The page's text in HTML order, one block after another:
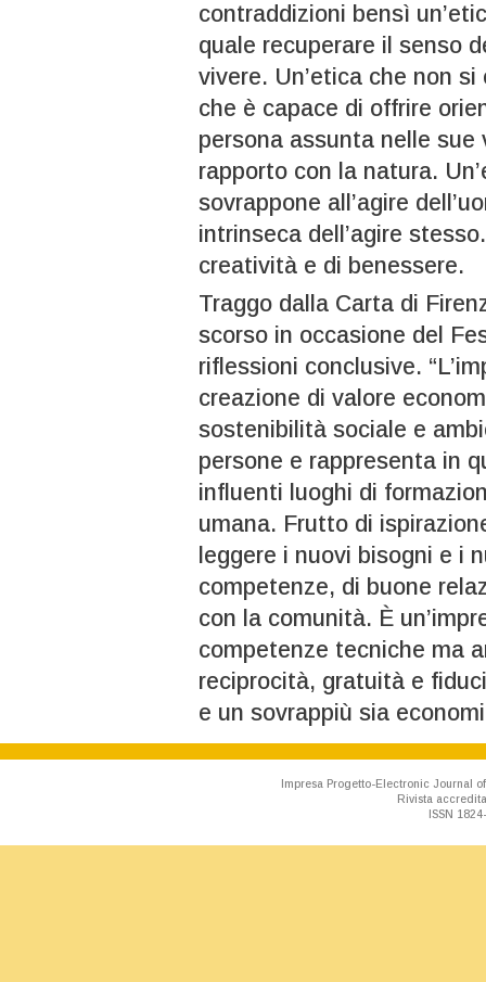
contraddizioni bensì
quale recuperare il senso
vivere. Un’etica che non
che è capace di offrire
persona assunta nelle
rapporto con la natura.
sovrappone all’agire
intrinseca dell’agire
creatività e di benessere.
Traggo dalla Carta di
scorso in occasione del
riflessioni conclusive.
creazione di valore
sostenibilità sociale e
persone e rappresenta in
influenti luoghi di
umana. Frutto di
leggere i nuovi bisogni e i
competenze, di buone
con la comunità. È
competenze tecniche ma
reciprocità, gratuità e
e un sovrappiù sia
Impresa Progetto-Electronic Journal
Rivista
ISSN